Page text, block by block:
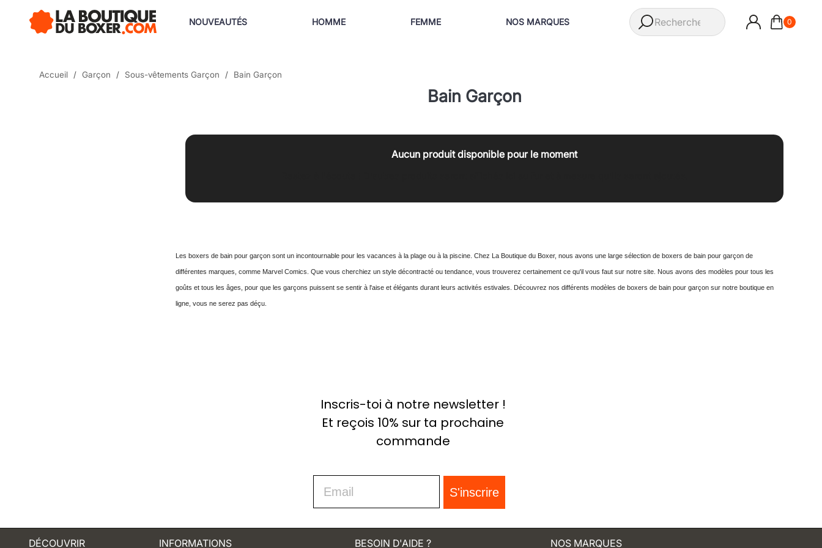
NOUVEAUTÉS HOMME FEMME NOS MARQUES 0
Accueil Garçon Sous-vêtements Garçon Bain Garçon
Bain Garçon
Aucun produit disponible pour le moment
Les boxers de bain pour garçon sont un incontournable pour les vacances à la plage ou à la piscine. Chez La Boutique du Boxer, nous avons une large sélection de boxers de bain pour garçon de
différentes marques, comme Marvel Comics. Que vous cherchiez un style décontracté ou tendance, vous trouverez certainement ce qu'il vous faut sur notre site. Nous avons des modèles pour tous les
goûts et tous les âges, pour que les garçons puissent se sentir à l'aise et élégants durant leurs activités estivales. Découvrez nos différents modèles de boxers de bain pour garçon sur notre boutique en
ligne, vous ne serez pas déçu.
Inscris-toi à notre newsletter !
Et reçois 10% sur ta prochaine
commande
S'inscrire
DÉCOUVRIR INFORMATIONS BESOIN D'AIDE ? NOS MARQUES